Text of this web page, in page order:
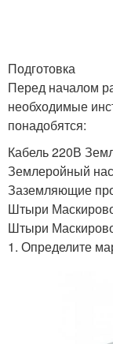
Подготовка
Перед началом
необходимые
понадобятся:
Кабель 220В
Землеройный
Заземляющие
Штыри
Штыри
1. Определите